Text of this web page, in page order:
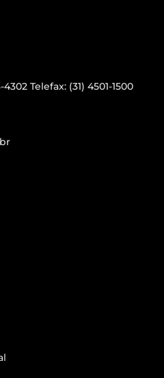
Telefax: (31) 4501-1500